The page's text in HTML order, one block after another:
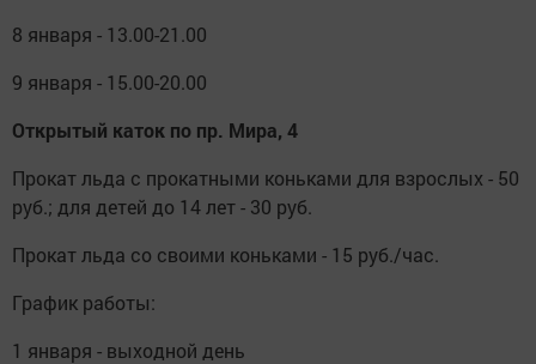
8 января - 13.00-21.00
9 января - 15.00-20.00
Открытый каток по пр. Мира, 4
Прокат льда с прокатными коньками для взрослых - 50
руб.; для детей до 14 лет - 30 руб.
Прокат льда со своими коньками - 15 руб./час.
График работы:
1 января - выходной день